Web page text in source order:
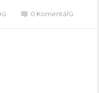
0 Komentářů